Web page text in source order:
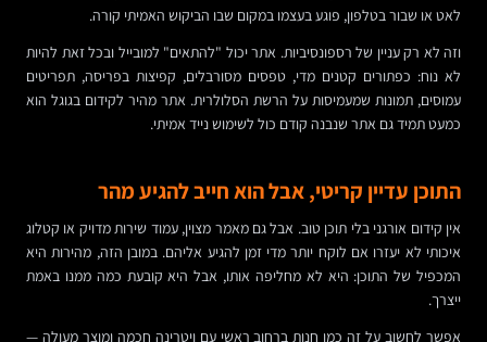
לאט או שבור בטלפון, פוגע בעצמו במקום שבו הביקוש האמיתי קורה.
וזה לא רק עניין של רספונסיביות. אתר יכול "להתאים" למובייל ובכל זאת להיות
לא נוח: כפתורים קטנים מדי, טפסים מסורבלים, קפיצות בפריסה, תפריטים
עמוסים, תמונות שמעמיסות על הרשת הסלולרית. אתר מהיר לקידום בגוגל הוא
כמעט תמיד גם אתר שנבנה קודם כול לשימוש נייד אמיתי.
התוכן עדיין קריטי, אבל הוא חייב להגיע מהר
אין קידום אורגני בלי תוכן טוב. אבל גם מאמר מצוין, עמוד שירות מדויק או קטלוג
איכותי לא יעזרו אם לוקח יותר מדי זמן להגיע אליהם. במובן הזה, מהירות היא
המכפיל של התוכן: היא לא מחליפה אותו, אבל היא קובעת כמה ממנו באמת
ייצרך.
אפשר לחשוב על זה כמו חנות ברחוב ראשי עם ויטרינה חכמה ומוצר מעולה —